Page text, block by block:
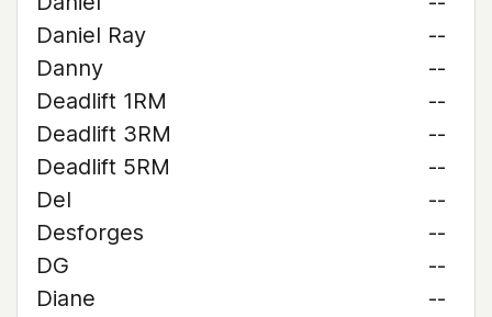
Daniel Ray
--
Danny
--
Deadlift 1RM
--
Deadlift 3RM
--
Deadlift 5RM
--
Del
--
Desforges
--
DG
--
Diane
--